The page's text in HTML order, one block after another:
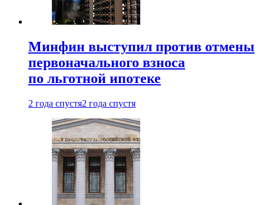
Минфин выступил против отмены
первоначального взноса
по льготной ипотеке
2 года спустя2 года спустя